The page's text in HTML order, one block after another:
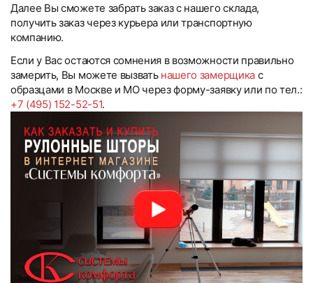
Далее Вы сможете забрать заказ с нашего склада,
получить заказ через курьера или транспортную
компанию.
Если у Вас остаются сомнения в возможности правильно
замерить, Вы можете вызвать нашего замерщикас
образцами в Москве и МО через форму-заявку или по тел.:
+7 (495) 152-52-51.